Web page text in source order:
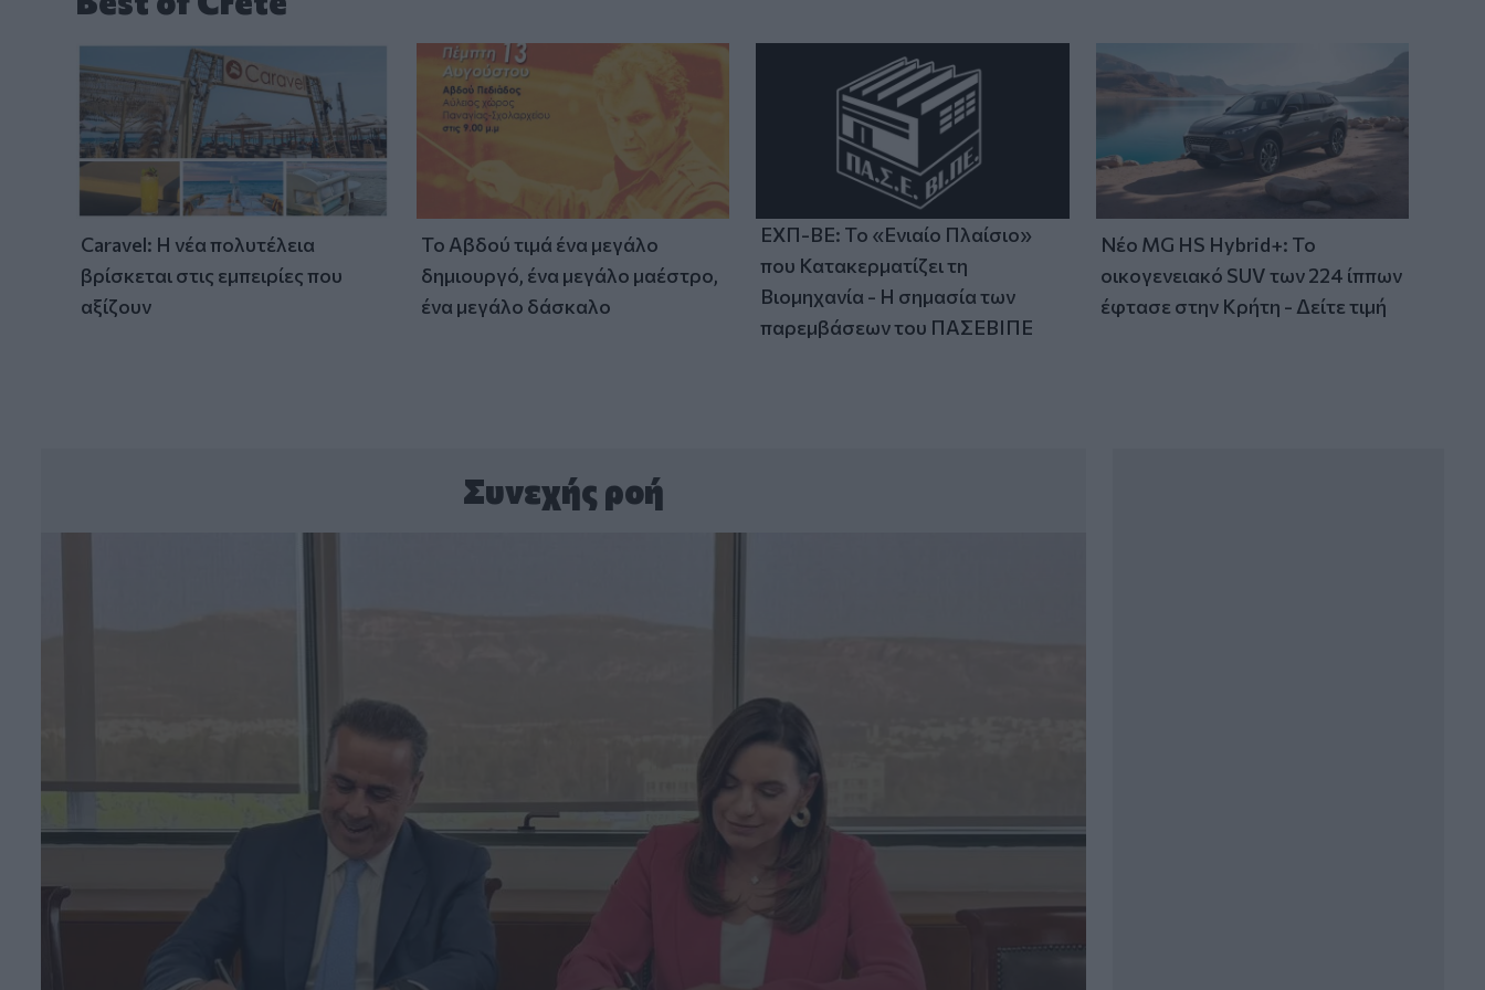
Caravel: Η νέα πολυτέλεια
βρίσκεται στις εμπειρίες που
αξίζουν
Το Αβδού τιμά ένα μεγάλο
δημιουργό, ένα μεγάλο μαέστρο,
ένα μεγάλο δάσκαλο
ΕΧΠ-ΒΕ: Το «Ενιαίο Πλαίσιο»
που Κατακερματίζει τη
Βιομηχανία - Η σημασία των
παρεμβάσεων του ΠΑΣΕΒΙΠΕ
Νέο MG HS Hybrid+: Το
οικογενειακό SUV των 224 ίππων
έφτασε στην Κρήτη - Δείτε τιμή
Συνεχής ροή